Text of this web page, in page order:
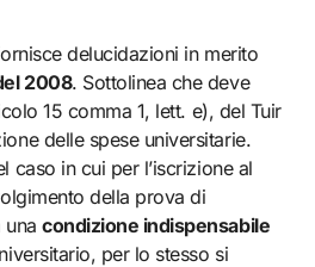
delucidazioni in merito
2008. Sottolinea che deve
15 comma 1, lett. e), del Tuir
delle spese universitarie.
caso in cui per l’iscrizione al
della prova di
unacondizione indispensabile
per lo stesso si